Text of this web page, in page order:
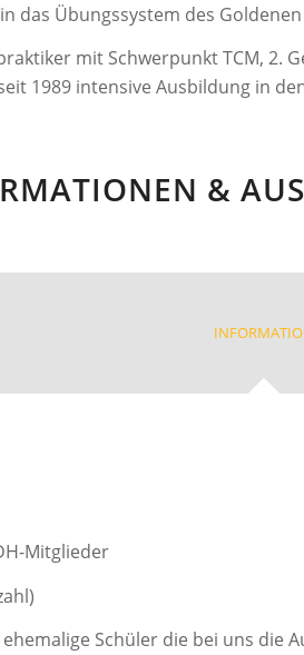
das Übungssystem des
mit Schwerpunkt TCM, 2.
1989 intensive Ausbildung in
&
Mitglieder
Schüler die bei uns